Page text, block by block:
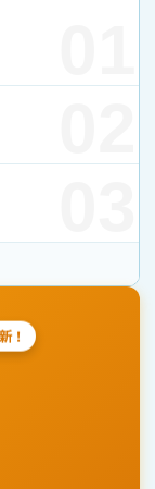
業者、シ
務委託先
。 この場
つ適切な
るよう努
毀損、不
！